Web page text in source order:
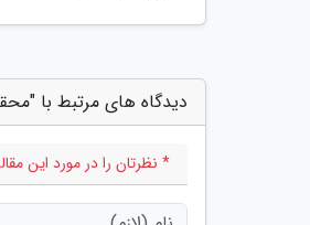
دیدگاه های مرتبط با
* نظرتان را در مورد این